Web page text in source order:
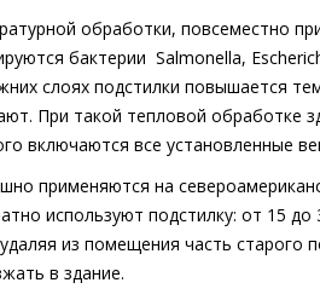
обработки, повсеместно
бактерии Salmonella,
слоях подстилки повышается
При такой тепловой обработке
включаются все установленные
применяются на
используют подстилку: от 15
из помещения часть старого
в здание.